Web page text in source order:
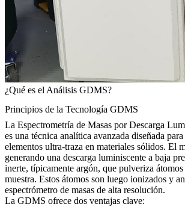
¿Qué es el Análisis GDMS?
Principios de la Tecnología GDMS
La Espectrometría de Masas por Descarga
es una técnica analítica avanzada diseñada
elementos ultra-traza en materiales sólidos. El
generando una descarga luminiscente a baja
inerte, típicamente argón, que pulveriza
muestra. Estos átomos son luego ionizados y
espectrómetro de masas de alta resolución.
La GDMS ofrece dos ventajas clave: